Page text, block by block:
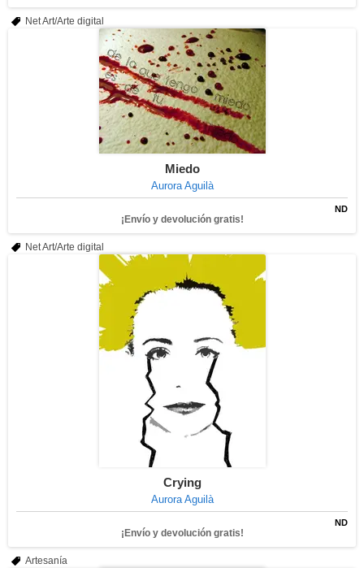
Net Art/Arte digital
Miedo
Aurora Aguilà
ND
¡Envío y devolución gratis!
Net Art/Arte digital
Crying
Aurora Aguilà
ND
¡Envío y devolución gratis!
Artesanía